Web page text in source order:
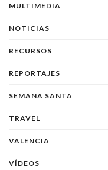
MULTIMEDIA
NOTICIAS
RECURSOS
REPORTAJES
SEMANA SANTA
TRAVEL
VALENCIA
VÍDEOS